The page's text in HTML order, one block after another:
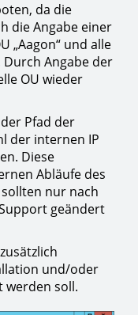
da die
die Angabe einer
„Aagon“ und alle
Angabe der
OU wieder
Pfad der
der internen IP
Diese
Abläufe des
nur nach
geändert
und/oder
werden soll.